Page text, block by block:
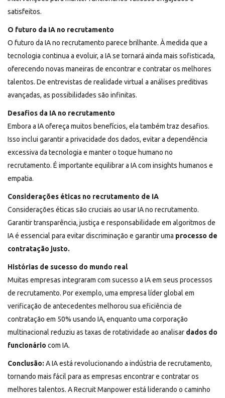
satisfeitos.
O futuro da IA no recrutamento
O futuro da IA no recrutamento parece brilhante. À medida que a
tecnologia continua a evoluir, a IA se tornará ainda mais sofisticada,
oferecendo novas maneiras de encontrar e contratar os melhores
talentos. De entrevistas de realidade virtual a análises preditivas
avançadas, as possibilidades são infinitas.
Desafios da IA no recrutamento
Embora a IA ofereça muitos benefícios, ela também traz desafios.
Isso inclui garantir a privacidade dos dados, evitar a dependência
excessiva da tecnologia e manter o toque humano no
recrutamento. É importante equilibrar a IA com insights humanos e
empatia.
Considerações éticas no recrutamento de IA
Considerações éticas são cruciais ao usar IA no recrutamento.
Garantir transparência, justiça e responsabilidade em algoritmos de
IA é essencial para evitar discriminação e garantir uma processo de
contratação justo.
Histórias de sucesso do mundo real
Muitas empresas integraram com sucesso a IA em seus processos
de recrutamento. Por exemplo, uma empresa líder global em
verificação de antecedentes melhorou sua eficiência de
contratação em 50% usando IA, enquanto uma corporação
multinacional reduziu as taxas de rotatividade ao analisar dados do
funcionário com IA.
Conclusão: A IA está revolucionando a indústria de recrutamento,
tornando mais fácil para as empresas encontrar e contratar os
melhores talentos. A Recruit Manpower está liderando o caminho